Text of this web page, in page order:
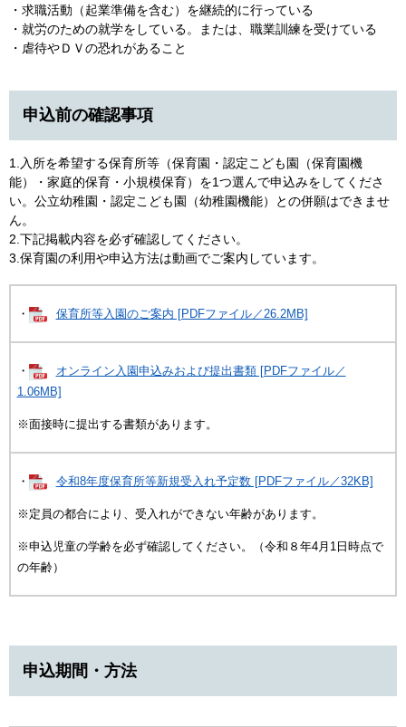
・求職活動（起業準備を含む）を継続的に行っている
・就労のための就学をしている。または、職業訓練を受けている
・虐待やＤＶの恐れがあること
申込前の確認事項
1.入所を希望する保育所等（保育園・認定こども園（保育園機
能）・家庭的保育・小規模保育）を1つ選んで申込みをしてくださ
い。公立幼稚園・認定こども園（幼稚園機能）との併願はできませ
ん。
2.下記掲載内容を必ず確認してください。
3.保育園の利用や申込方法は動画でご案内しています。
・ 保育所等入園のご案内 [PDFファイル／26.2MB]
・
オンライン入園申込みおよび提出書類 [PDFファイル／
1.06MB]
※面接時に提出する書類があります。
・ 令和8年度保育所等新規受入れ予定数 [PDFファイル／32KB]
※定員の都合により、受入れができない年齢があります。
※申込児童の学齢を必ず確認してください。（令和８年4月1日時点で
の年齢）
申込期間・方法